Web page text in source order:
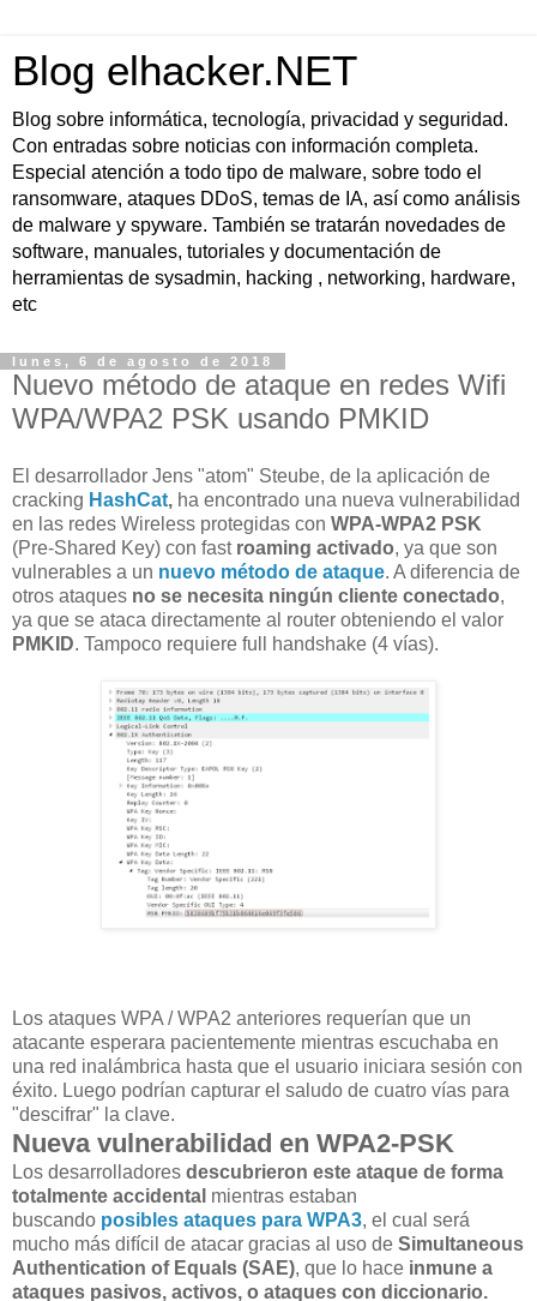
Blog elhacker.NET
Blog sobre informática, tecnología, privacidad y seguridad.
Con entradas sobre noticias con información completa.
Especial atención a todo tipo de malware, sobre todo el
ransomware, ataques DDoS, temas de IA, así como análisis
de malware y spyware. También se tratarán novedades de
software, manuales, tutoriales y documentación de
herramientas de sysadmin, hacking , networking, hardware,
etc
lunes, 6 de agosto de 2018
Nuevo método de ataque en redes Wifi
WPA/WPA2 PSK usando PMKID
El desarrollador Jens "atom" Steube, de la aplicación de
cracking HashCat, ha encontrado una nueva vulnerabilidad
en las redes Wireless protegidas con WPA-WPA2 PSK
(Pre-Shared Key) con fast roaming activado, ya que son
vulnerables a un nuevo método de ataque. A diferencia de
otros ataques no se necesita ningún cliente conectado,
ya que se ataca directamente al router obteniendo el valor
PMKID. Tampoco requiere full handshake (4 vías).
Los ataques WPA / WPA2 anteriores requerían que un
atacante esperara pacientemente mientras escuchaba en
una red inalámbrica hasta que el usuario iniciara sesión con
éxito. Luego podrían capturar el saludo de cuatro vías para
"descifrar" la clave.
Nueva vulnerabilidad en WPA2-PSK
Los desarrolladores descubrieron este ataque de forma
totalmente accidental mientras estaban
buscando posibles ataques para WPA3, el cual será
mucho más difícil de atacar gracias al uso de Simultaneous
Authentication of Equals (SAE), que lo hace inmune a
ataques pasivos, activos, o ataques con diccionario.